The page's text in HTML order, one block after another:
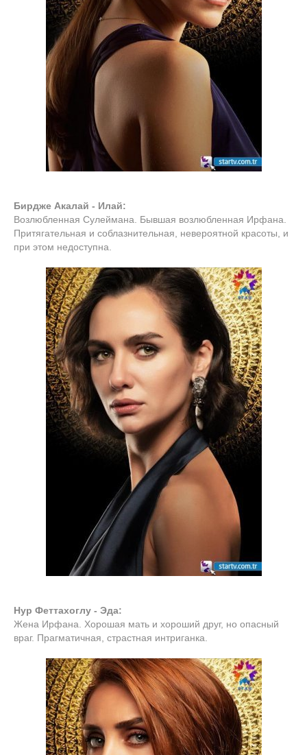
Бирдже Акалай - Илай:
Возлюбленная Сулеймана. Бывшая возлюбленная Ирфана.
Притягательная и соблазнительная, невероятной красоты, и
при этом недоступна.
Нур Феттахоглу - Эда:
Жена Ирфана. Хорошая мать и хороший друг, но опасный
враг. Прагматичная, страстная интриганка.